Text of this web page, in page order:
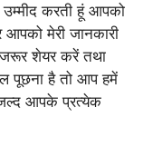
करती हूं आपको
मेरी जानकारी
शेयर करें तथा
पूछना है तो आप हमें
आपके प्रत्येक